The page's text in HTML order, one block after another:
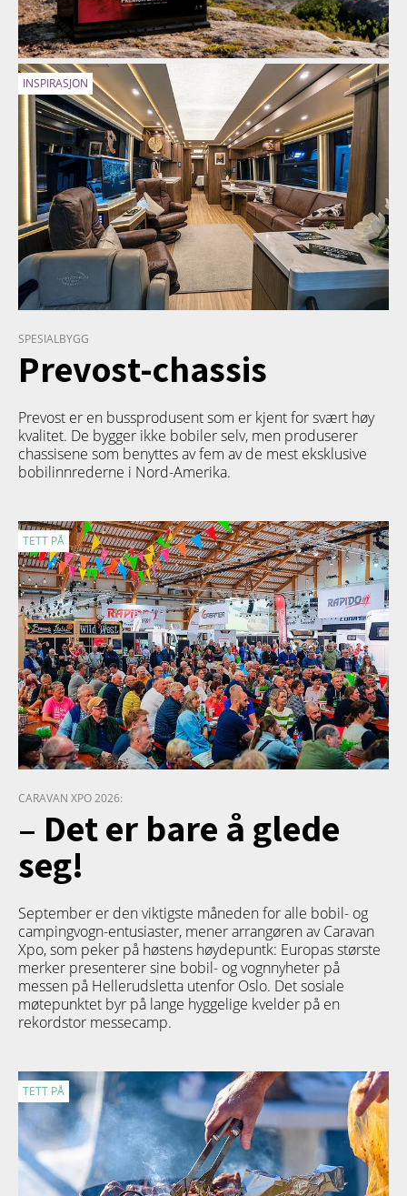
INSPIRASJON
SPESIALBYGG
Prevost-chassis
Prevost er en bussprodusent som er kjent for svært høy
kvalitet. De bygger ikke bobiler selv, men produserer
chassisene som benyttes av fem av de mest eksklusive
bobilinnrederne i Nord-Amerika.
TETT PÅ
CARAVAN XPO 2026:
– Det er bare å glede
seg!
September er den viktigste måneden for alle bobil- og
campingvogn-entusiaster, mener arrangøren av Caravan
Xpo, som peker på høstens høydepuntk: Europas største
merker presenterer sine bobil- og vognnyheter på
messen på Hellerudsletta utenfor Oslo. Det sosiale
møtepunktet byr på lange hyggelige kvelder på en
rekordstor messecamp.
TETT PÅ